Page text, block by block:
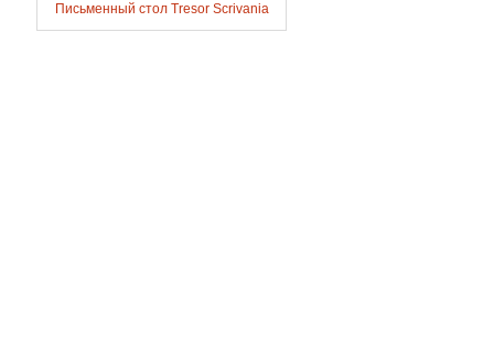
Письменный стол Tresor Scrivania